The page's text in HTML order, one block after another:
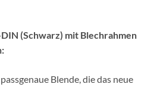
(Schwarz) mit Blechrahmen
Blende, die das neue